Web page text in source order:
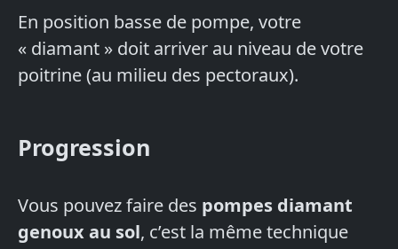
En position basse de pompe, votre
« diamant » doit arriver au niveau de votre
poitrine (au milieu des pectoraux).
Progression
Vous pouvez faire des pompes diamant
genoux au sol, c’est la même technique